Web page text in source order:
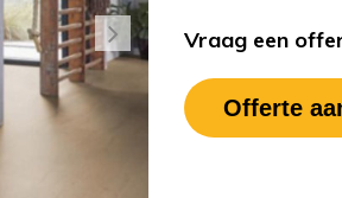
Vraag een
Offerte